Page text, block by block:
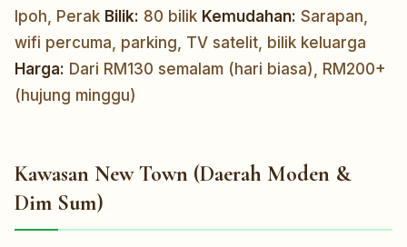
Ipoh, Perak Bilik: 80 bilik Kemudahan: Sarapan,
wifi percuma, parking, TV satelit, bilik keluarga
Harga: Dari RM130 semalam (hari biasa), RM200+
(hujung minggu)
Kawasan New Town (Daerah Moden &
Dim Sum)